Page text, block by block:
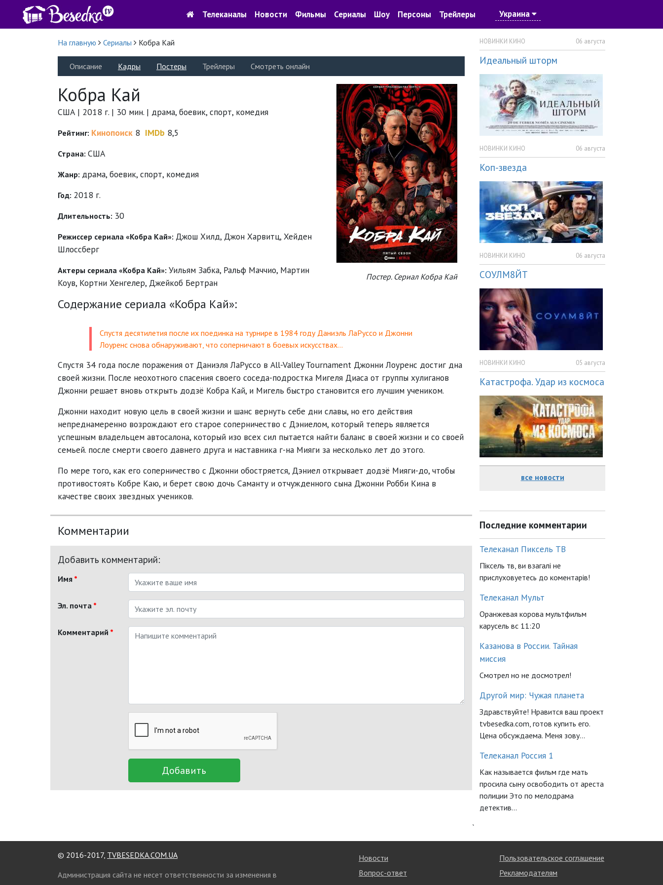
Телеканалы Новости Фильмы Сериалы Шоу Персоны Трейлеры Украина
На главную Сериалы Кобра Кай
Описание Кадры Постеры Трейлеры Смотреть онлайн
Постер. Сериал Кобра Кай
Кобра Кай
США | 2018 г. | 30 мин. | драма, боевик, спорт, комедия
Рейтинг: Кинопоиск 8 IMDb 8,5
Страна: США
Жанр: драма, боевик, спорт, комедия
Год: 2018 г.
Длительность: 30
Режиссер сериала «Кобра Кай»: Джош Хилд, Джон Харвитц, Хейден
Шлоссберг
Актеры сериала «Кобра Кай»: Уильям Забка, Ральф Маччио, Мартин
Коув, Кортни Хенгелер, Джейкоб Бертран
Содержание сериала «Кобра Кай»:
Спустя десятилетия после их поединка на турнире в 1984 году Даниэль ЛаРуссо и Джонни
Лоуренс снова обнаруживают, что соперничают в боевых искусствах…
Спустя 34 года после поражения от Даниэля ЛаРуссо в All-Valley Tournament Джонни Лоуренс достиг дна
своей жизни. После неохотного спасения своего соседа-подростка Мигеля Диаса от группы хулиганов
Джонни решает вновь открыть додзё Кобра Кай, и Мигель быстро становится его лучшим учеником.
Джонни находит новую цель в своей жизни и шанс вернуть себе дни славы, но его действия
непреднамеренно возрождают его старое соперничество с Дэниелом, который теперь является
успешным владельцем автосалона, который изо всех сил пытается найти баланс в своей жизни и со своей
семьей. после смерти своего давнего друга и наставника г-на Мияги за несколько лет до этого.
По мере того, как его соперничество с Джонни обостряется, Дэниел открывает додзё Мияги-до, чтобы
противостоять Кобре Каю, и берет свою дочь Саманту и отчужденного сына Джонни Робби Кина в
качестве своих звездных учеников.
Комментарии
Добавить комментарий:
Имя *
Эл. почта *
Комментарий *
Добавить
НОВИНКИ КИНО 06 августа
Идеальный шторм
НОВИНКИ КИНО 06 августа
Коп-звезда
НОВИНКИ КИНО 06 августа
СОУЛМ8ЙТ
НОВИНКИ КИНО 05 августа
Катастрофа. Удар из космоса
все новости
Последние комментарии
Телеканал Пиксель ТВ
Піксель тв, ви взагалі не
прислуховуетесь до коментарів!
Телеканал Мульт
Оранжевая корова мультфильм
карусель вс 11:20
Казанова в России. Тайная
миссия
Смотрел но не досмотрел!
Другой мир: Чужая планета
Здравствуйте! Нравится ваш проект
tvbesedka.com, готов купить его.
Цена обсуждаема. Меня зову...
Телеканал Россия 1
Как называется фильм где мать
просила сыну освободить от ареста
полиции Это по мелодрама
детектив...
`
© 2016-2017, TVBESEDKA.COM.UA
Администрация сайта не несет ответственности за изменения в
Новости
Вопрос-ответ
Пользовательское соглашение
Рекламодателям